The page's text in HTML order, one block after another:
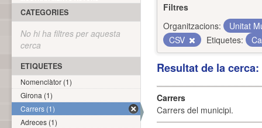
Filtres
Organitzacions:
Unitat
CSV
Etiquetes:
Resultat de la
Carrers
Carrers del municipi.
CATEGORIES
No hi ha filtres per aquesta
cerca
ETIQUETES
Nomenclàtor (1)
Girona (1)
Carrers (1)
Adreces (1)